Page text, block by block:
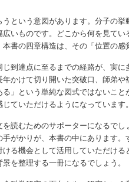
という意図があります。分子の挙
いものです。どこから何を見て
書の四章構造は、その「位置の感
到達点に至るまでの経路が、実
かけて切り開いた突破口、師弟や
」という単純な図式ではないこ
ていただけるようになっています。
読むためのサポーターになるでし
がかりが、本書の中にあります
る機会として活用していただけ
を整理する一冊になるでしょう。